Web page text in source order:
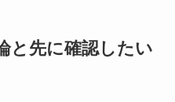
と先に確認したい